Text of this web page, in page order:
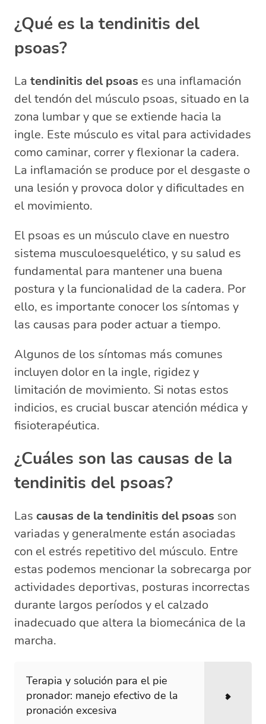
¿Cómo prevenir la tendinitis del psoas?
Preguntas relacionadas sobre la
tendinitis del músculo psoas
psoas?
¿Cuánto tarda en curarse una
tendinitis en el psoas?
¿Cómo se cura el psoas?
¿Qué médico trata el psoas?
¿Qué es la tendinitis del
psoas?
La tendinitis del psoas es una inflamación
del tendón del músculo psoas, situado en la
zona lumbar y que se extiende hacia la
ingle. Este músculo es vital para actividades
como caminar, correr y flexionar la cadera.
La inflamación se produce por el desgaste o
una lesión y provoca dolor y dificultades en
el movimiento.
El psoas es un músculo clave en nuestro
sistema musculoesquelético, y su salud es
fundamental para mantener una buena
postura y la funcionalidad de la cadera. Por
ello, es importante conocer los síntomas y
las causas para poder actuar a tiempo.
Algunos de los síntomas más comunes
incluyen dolor en la ingle, rigidez y
limitación de movimiento. Si notas estos
indicios, es crucial buscar atención médica y
fisioterapéutica.
¿Cuáles son las causas de la
tendinitis del psoas?
Las causas de la tendinitis del psoas son
variadas y generalmente están asociadas
con el estrés repetitivo del músculo. Entre
estas podemos mencionar la sobrecarga por
actividades deportivas, posturas incorrectas
durante largos períodos y el calzado
inadecuado que altera la biomecánica de la
marcha.
Terapia y solución para el pie
pronador: manejo efectivo de la
pronación excesiva